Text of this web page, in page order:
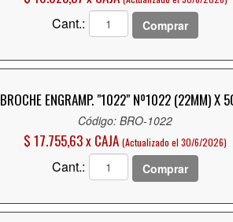
Cant.: Comprar
BROCHE ENGRAMP. "1022" Nº1022 (22MM) X
Código: BRO-1022
$ 17.755,63 x CAJA (Actualizado el 30/6/2026)
Cant.: Comprar